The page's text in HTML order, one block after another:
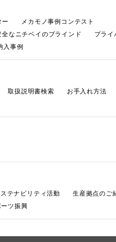
ー
メカモノ事例コンテスト
なニチベイのブラインド
プライ
入事例
取扱説明書検索
お手入れ方法
テナビリティ活動
生産拠点のご
ーツ振興